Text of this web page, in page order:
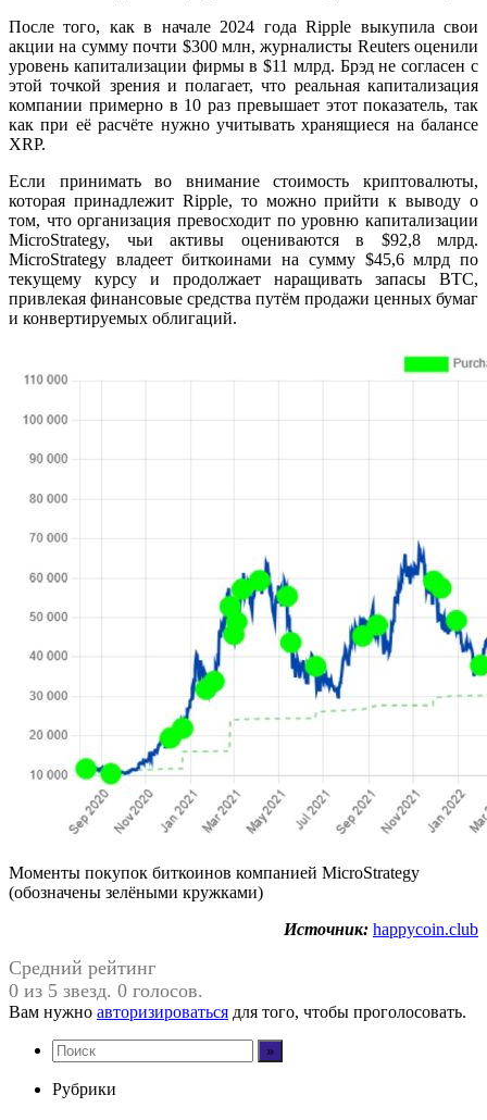
После того, как в начале 2024 года Ripple выкупила свои
акции на сумму почти $300 млн, журналисты Reuters оценили
уровень капитализации фирмы в $11 млрд. Брэд не согласен с
этой точкой зрения и полагает, что реальная капитализация
компании примерно в 10 раз превышает этот показатель, так
как при её расчёте нужно учитывать хранящиеся на балансе
XRP.
Если принимать во внимание стоимость криптовалюты,
которая принадлежит Ripple, то можно прийти к выводу о
том, что организация превосходит по уровню капитализации
MicroStrategy, чьи активы оцениваются в $92,8 млрд.
MicroStrategy владеет биткоинами на сумму $45,6 млрд по
текущему курсу и продолжает наращивать запасы BTC,
привлекая финансовые средства путём продажи ценных бумаг
и конвертируемых облигаций.
Моменты покупок биткоинов компанией MicroStrategy
(обозначены зелёными кружками)
Источник: happycoin.club
Средний рейтинг
0 из 5 звезд. 0 голосов.
Вам нужно авторизироваться для того, чтобы проголосовать.
Рубрики